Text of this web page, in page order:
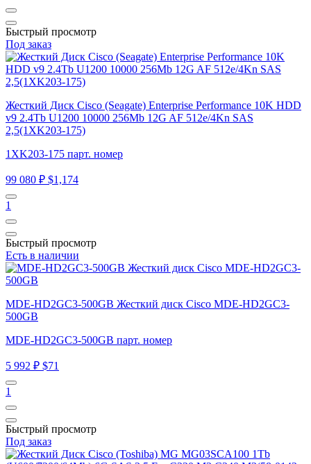
Быстрый просмотр
Под заказ
Жесткий Диск Cisco (Seagate) Enterprise Performance 10K HDD
v9 2.4Tb U1200 10000 256Mb 12G AF 512e/4Kn SAS
2,5(1XK203-175)
1XK203-175 парт. номер
99 080 ₽ $1,174
1
Быстрый просмотр
Есть в наличии
MDE-HD2GC3-500GB Жесткий диск Cisco MDE-HD2GC3-
500GB
MDE-HD2GC3-500GB парт. номер
5 992 ₽ $71
1
Быстрый просмотр
Под заказ